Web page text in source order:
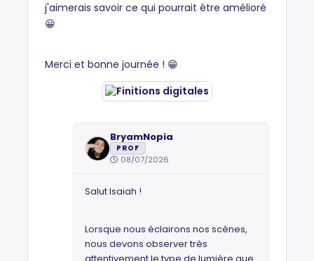
j'aimerais savoir ce qui pourrait être amélioré
😀
Merci et bonne journée ! 😁
BryamNopia
PROF
08/07/2026
Salut Isaiah !
Lorsque nous éclairons nos scènes,
nous devons observer très